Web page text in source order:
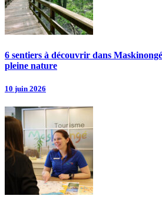
6 sentiers à découvrir dans
pleine nature
10 juin 2026